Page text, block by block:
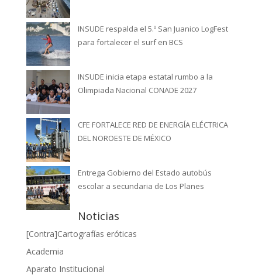
INSUDE respalda el 5.º San Juanico LogFest
para fortalecer el surf en BCS
INSUDE inicia etapa estatal rumbo a la
Olimpiada Nacional CONADE 2027
CFE FORTALECE RED DE ENERGÍA ELÉCTRICA
DEL NOROESTE DE MÉXICO
Entrega Gobierno del Estado autobús
escolar a secundaria de Los Planes
Noticias
[Contra]Cartografías eróticas
Academia
Aparato Institucional